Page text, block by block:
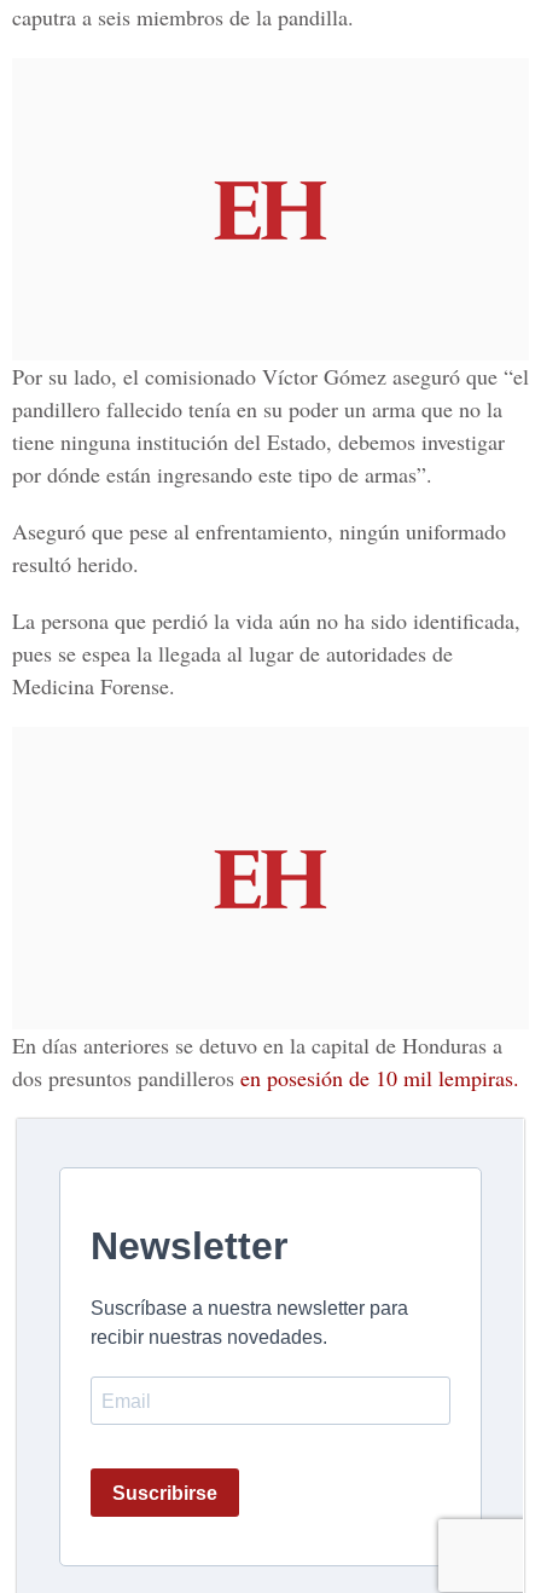
caputra a seis miembros de la pandilla.
Por su lado, el comisionado Víctor Gómez aseguró que “el
pandillero fallecido tenía en su poder un arma que no la
tiene ninguna institución del Estado, debemos investigar
por dónde están ingresando este tipo de armas”.
Aseguró que pese al enfrentamiento, ningún uniformado
resultó herido.
La persona que perdió la vida aún no ha sido identificada,
pues se espea la llegada al lugar de autoridades de
Medicina Forense.
En días anteriores se detuvo en la capital de Honduras a
dos presuntos pandilleros en posesión de 10 mil lempiras.